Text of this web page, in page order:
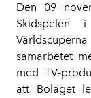
Den 09
Skidspelen
samarbetet
med TV-
att Bolaget